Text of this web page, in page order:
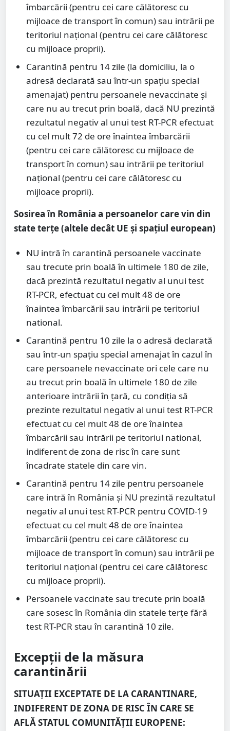
îmbarcării (pentru cei care călătoresc cu
mijloace de transport în comun) sau intrării pe
teritoriul național (pentru cei care călătoresc
cu mijloace proprii).
Carantină pentru 14 zile (la domiciliu, la o
adresă declarată sau într-un spațiu special
amenajat) pentru persoanele nevaccinate și
care nu au trecut prin boală, dacă NU prezintă
rezultatul negativ al unui test RT-PCR efectuat
cu cel mult 72 de ore înaintea îmbarcării
(pentru cei care călătoresc cu mijloace de
transport în comun) sau intrării pe teritoriul
național (pentru cei care călătoresc cu
mijloace proprii).
Sosirea în România a persoanelor care vin din
state terțe (altele decât UE și spațiul european)
NU intră în carantină persoanele vaccinate
sau trecute prin boală în ultimele 180 de zile,
dacă prezintă rezultatul negativ al unui test
RT-PCR, efectuat cu cel mult 48 de ore
înaintea îmbarcării sau intrării pe teritoriul
national.
Carantină pentru 10 zile la o adresă declarată
sau într-un spațiu special amenajat în cazul în
care persoanele nevaccinate ori cele care nu
au trecut prin boală în ultimele 180 de zile
anterioare intrării în țară, cu condiția să
prezinte rezultatul negativ al unui test RT-PCR
efectuat cu cel mult 48 de ore înaintea
îmbarcării sau intrării pe teritoriul national,
indiferent de zona de risc în care sunt
încadrate statele din care vin.
Carantină pentru 14 zile pentru persoanele
care intră în România și NU prezintă rezultatul
negativ al unui test RT-PCR pentru COVID-19
efectuat cu cel mult 48 de ore înaintea
îmbarcării (pentru cei care călătoresc cu
mijloace de transport în comun) sau intrării pe
teritoriul național (pentru cei care călătoresc
cu mijloace proprii).
Persoanele vaccinate sau trecute prin boală
care sosesc în România din statele terțe fără
test RT-PCR stau în carantină 10 zile.
Excepții de la măsura
carantinării
SITUAȚII EXCEPTATE DE LA CARANTINARE,
INDIFERENT DE ZONA DE RISC ÎN CARE SE
AFLĂ STATUL COMUNITĂȚII EUROPENE: